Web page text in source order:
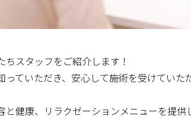
スタッフをご紹介します！
っていただき、安心して施術を受けてい
健康、リラクゼーションメニューを提供